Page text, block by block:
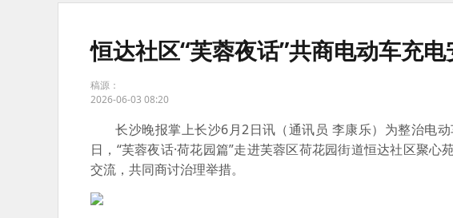
恒达社区“芙蓉夜话”共商电动车充电
稿源：
2026-06-03 08:20
长沙晚报掌上长沙6月2日讯（通讯员 李康乐）为整治电
日，“芙蓉夜话·荷花园篇”走进芙蓉区荷花园街道恒达社区聚
交流，共同商讨治理举措。